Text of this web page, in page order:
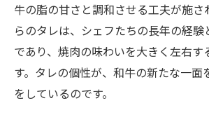
牛の脂の甘さと調和させる工夫が施さ
らのタレは、シェフたちの長年の経験
であり、焼肉の味わいを大きく左右す
す。タレの個性が、和牛の新たな一面
をしているのです。